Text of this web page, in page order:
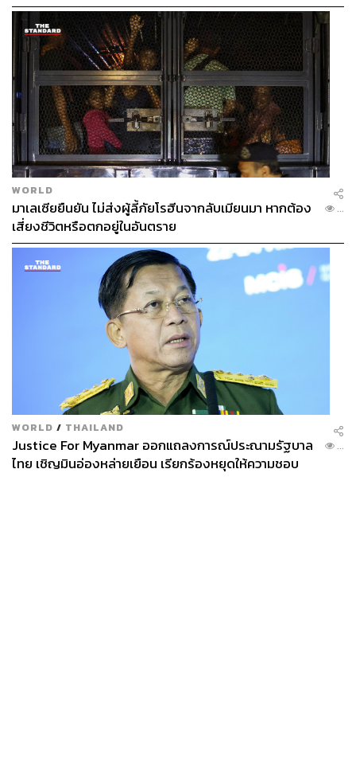
✌🏽Hollywood✌🏽 thing ( via always living in NYC ✈️) Tha
nk you to the darling @gugumbatharaw for showing u
p for me 💕💕 and so awesome meeting my fellow Asi
an in Hollywood @constancewu 💕💕 ( Make up on Co
nstance by my beauty buddy @mollygreenwald 💕💕)
💃🏽💃🏻🕺🏽✨✨✨
A post shared byNick Barose (@nickbarose)
สิ่งที่ได้เรียนรู้จากการทำงานกับดารามา 25 ปี
ช่วงหลังๆ เราจะมีลูกค้าดาราเยอะ แต่จริงๆ งานดาราเราเอง
ก็ไม่อยากได้เยอะ เพราะว่าอาชีพแต่งหน้าเราทำมานาน ถ้า
ไม่ได้สนิทกัน ด้วยงานมันก็ทำให้เราต้องใช้เวลาอยู่กับเขา
เยอะ บางทีเราก็อยากทำงานให้กับดาราลูกค้าที่เรามีความ
เป็นเพื่อนกันมากกว่า ที่แบบทำงานด้วยกันจนรู้ใจกัน เดินทาง
ด้วยกัน มันก็ง่าย ไม่ใช่แบบต้องร่วมงานกับคนที่ทำตัวเป็นดา
รามากๆ ก็จะแบบ (หัวเราะ) อยู่มานานแล้วไง เอาง่ายๆ ดีกว่า
ตอนนี้เรามีลูกค้าประจำที่เป็นดาราและเป็นเพื่อนกันอยู่ 3-4
คน เราเดินทางทั่วโลกด้วยกัน อย่างลูกค้าดาราของเราที่สนิท
กันอย่าง ลูพิตา เอ็นยองโก ก็ได้ลงสื่อความงามเยอะ เพราะ
WORLD
มาเลเซียยืนยัน ไม่ส่งผู้ลี้ภัยโรฮีนจากลับเมียนมา หากต้อง
เสี่ยงชีวิตหรือตกอยู่ในอันตราย
...
WORLD / THAILAND
Justice For Myanmar ออกแถลงการณ์ประณามรัฐบาล
ไทย เชิญมินอ่องหล่ายเยือน เรียกร้องหยุดให้ความชอบ
...